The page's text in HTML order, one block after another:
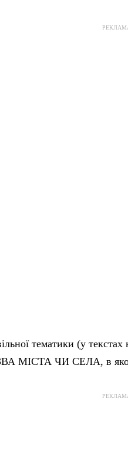
тематики (у
ЧИ СЕЛА, в якому